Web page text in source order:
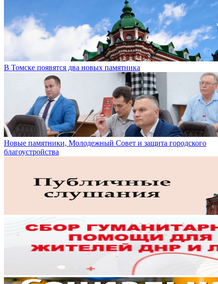
В Томске появятся два новых памятника
Новые памятники, Молодежный Совет и защита городского
благоустройства